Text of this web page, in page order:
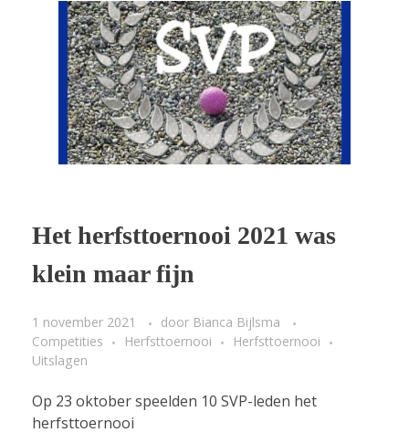
Het herfsttoernooi 2021 was
klein maar fijn
1 november 2021 door Bianca Bijlsma
Competities
Herfsttoernooi
Herfsttoernooi
Uitslagen
Op 23 oktober speelden 10 SVP-leden het
herfsttoernooi